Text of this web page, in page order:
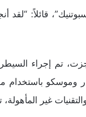
قائلاً: “لقد
تم إجراء
وموسكو باستخدام
غير